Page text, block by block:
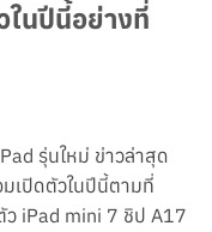
ในปีนี้อย่างที่
รุ่นใหม่ ข่าวล่าสุด
เปิดตัวในปีนี้ตามที่
ว iPad mini 7 ชิป A17